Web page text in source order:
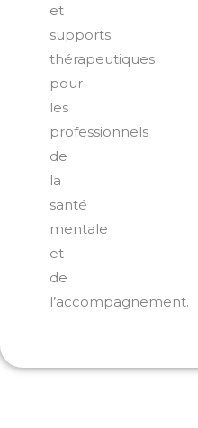
et
supports
thérapeutiques
pour
les
professionnels
de
la
santé
mentale
et
de
l’accompagnement.